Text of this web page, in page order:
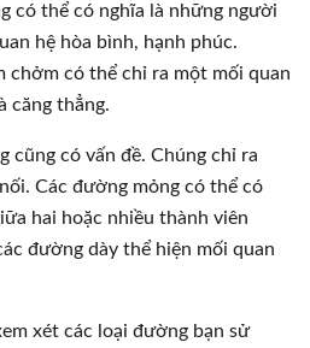
có thể có nghĩa là những người
hệ hòa bình, hạnh phúc.
chởm có thể chỉ ra một mối quan
căng thẳng.
cũng có vấn đề. Chúng chỉ ra
Các đường mỏng có thể có
hai hoặc nhiều thành viên
đường dày thể hiện mối quan
xét các loại đường bạn sử